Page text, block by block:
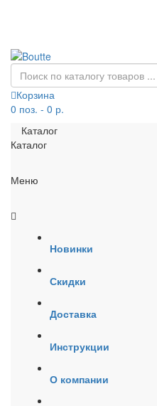
Корзина
0 поз. - 0 р.
Каталог
Каталог
Меню
Новинки
Скидки
Доставка
Инструкции
О компании